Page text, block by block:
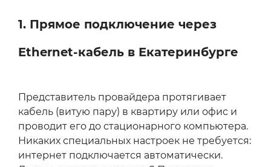
1. Прямое подключение через
Ethernet-кабель в Екатеринбурге
Представитель провайдера протягивает
кабель (витую пару) в квартиру или офис и
проводит его до стационарного компьютера.
Никаких специальных настроек не требуется:
интернет подключается автоматически.